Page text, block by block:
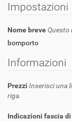
Impostazioni
Nome breveQuesto
bomporto
Informazioni
Prezzi Inserisci una
riga.
Indicazioni fascia